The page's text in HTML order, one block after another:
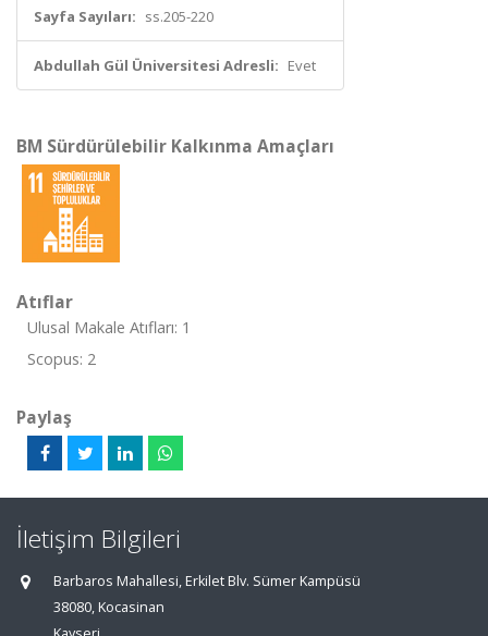
Sayfa Sayıları: ss.205-220
Abdullah Gül Üniversitesi Adresli: Evet
BM Sürdürülebilir Kalkınma Amaçları
Atıflar
Ulusal Makale Atıfları: 1
Scopus: 2
Paylaş
İletişim Bilgileri
Barbaros Mahallesi, Erkilet Blv. Sümer Kampüsü
38080, Kocasinan